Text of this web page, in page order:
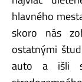
hlavného
skoro nás
ostatnými
auto a išli